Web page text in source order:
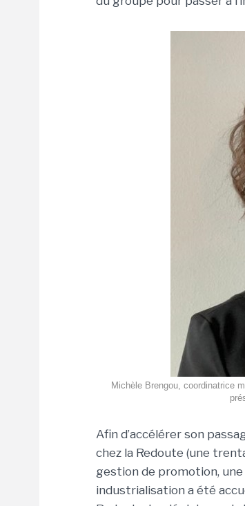
Michèle Brengou, coordinatrice
Afin d’accélérer son
chez la Redoute (une
gestion de promotion,
industrialisation a été